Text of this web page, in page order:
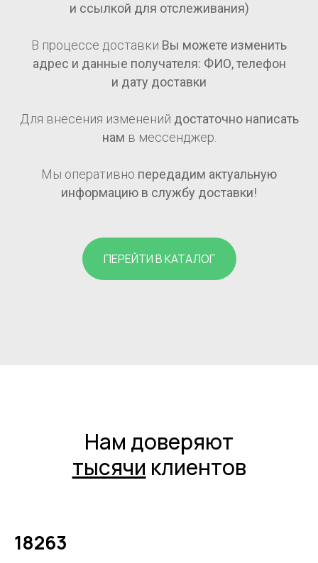
и ссылкой для отслеживания)
В процессе доставки Вы можете изменить
адрес и данные получателя: ФИО, телефон
и дату доставки
Для внесения изменений достаточно написать
нам в мессенджер.
Мы оперативно передадим актуальную
информацию в службу доставки!
ПЕРЕЙТИ В КАТАЛОГ
Нам доверяют
тысячи клиентов
18263